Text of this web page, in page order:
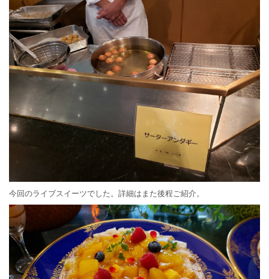
今回のライブスイーツでした。詳細はまた後程ご紹介。